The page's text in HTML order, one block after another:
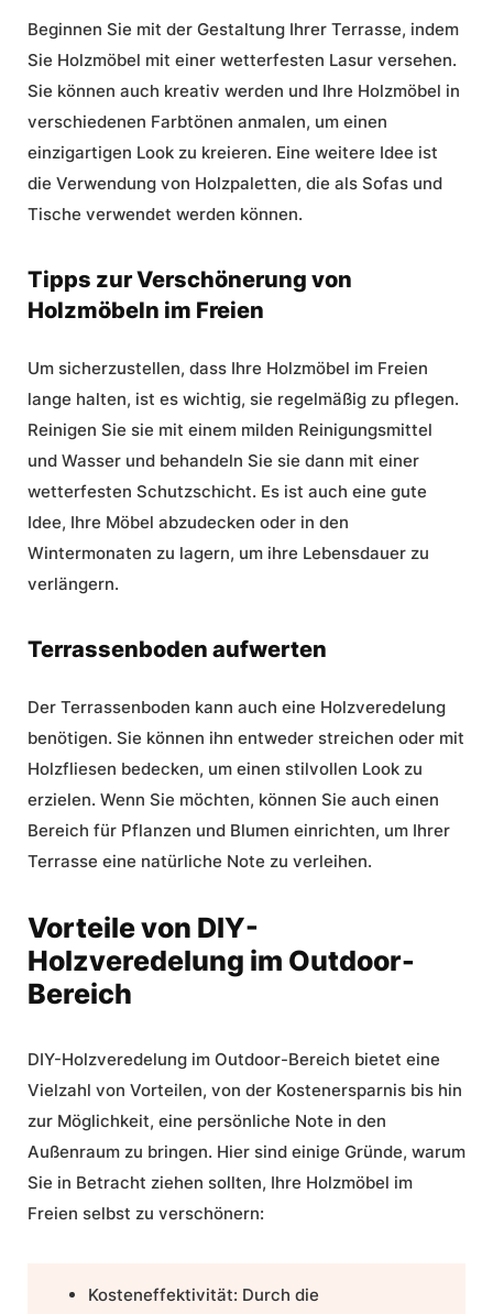
Beginnen Sie mit der Gestaltung Ihrer Terrasse, indem
Sie Holzmöbel mit einer wetterfesten Lasur versehen.
Sie können auch kreativ werden und Ihre Holzmöbel in
verschiedenen Farbtönen anmalen, um einen
einzigartigen Look zu kreieren. Eine weitere Idee ist
die Verwendung von Holzpaletten, die als Sofas und
Tische verwendet werden können.
Tipps zur Verschönerung von
Holzmöbeln im Freien
Um sicherzustellen, dass Ihre Holzmöbel im Freien
lange halten, ist es wichtig, sie regelmäßig zu pflegen.
Reinigen Sie sie mit einem milden Reinigungsmittel
und Wasser und behandeln Sie sie dann mit einer
wetterfesten Schutzschicht. Es ist auch eine gute
Idee, Ihre Möbel abzudecken oder in den
Wintermonaten zu lagern, um ihre Lebensdauer zu
verlängern.
Terrassenboden aufwerten
Der Terrassenboden kann auch eine Holzveredelung
benötigen. Sie können ihn entweder streichen oder mit
Holzfliesen bedecken, um einen stilvollen Look zu
erzielen. Wenn Sie möchten, können Sie auch einen
Bereich für Pflanzen und Blumen einrichten, um Ihrer
Terrasse eine natürliche Note zu verleihen.
Vorteile von DIY-
Holzveredelung im Outdoor-
Bereich
DIY-Holzveredelung im Outdoor-Bereich bietet eine
Vielzahl von Vorteilen, von der Kostenersparnis bis hin
zur Möglichkeit, eine persönliche Note in den
Außenraum zu bringen. Hier sind einige Gründe, warum
Sie in Betracht ziehen sollten, Ihre Holzmöbel im
Freien selbst zu verschönern:
Kosteneffektivität: Durch die